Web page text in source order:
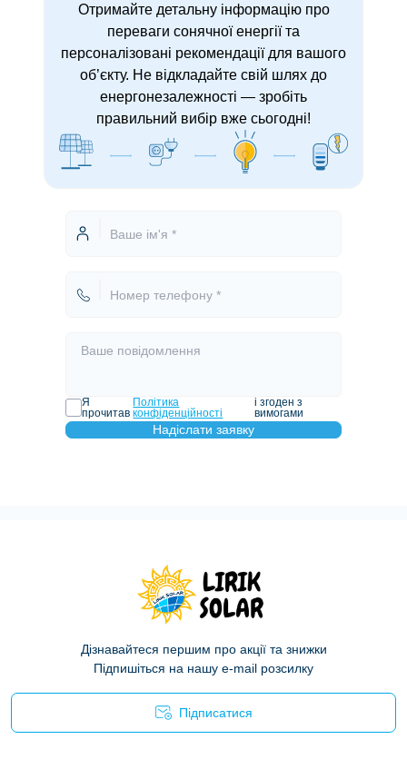
Отримайте детальну інформацію про
переваги сонячної енергії та
персоналізовані рекомендації для вашого
об’єкту. Не відкладайте свій шлях до
енергонезалежності — зробіть
правильний вибір вже сьогодні!
Я
прочитав
Політика
конфіденційності
і згоден з
вимогами
Надіслати заявку
Дізнавайтеся першим про акції та знижки
Підпишіться на нашу e-mail розсилку
Підписатися